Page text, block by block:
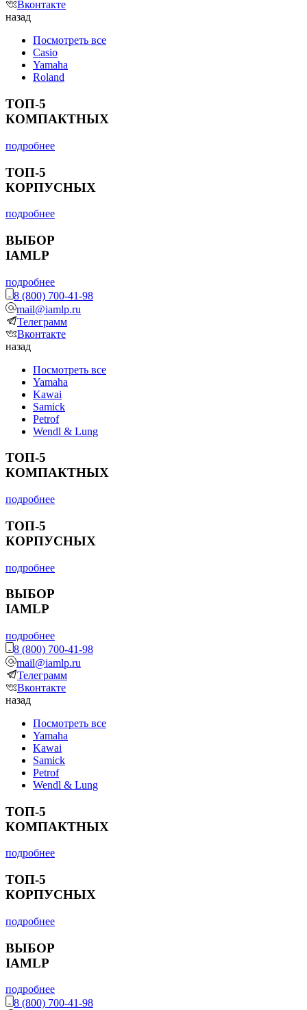
Вконтакте
назад
Посмотреть все
Casio
Yamaha
Roland
ТОП-5
КОМПАКТНЫХ
подробнее
ТОП-5
КОРПУСНЫХ
подробнее
ВЫБОР
IAMLP
подробнее
8 (800) 700-41-98
mail@iamlp.ru
Телеграмм
Вконтакте
назад
Посмотреть все
Yamaha
Kawai
Samick
Petrof
Wendl & Lung
ТОП-5
КОМПАКТНЫХ
подробнее
ТОП-5
КОРПУСНЫХ
подробнее
ВЫБОР
IAMLP
подробнее
8 (800) 700-41-98
mail@iamlp.ru
Телеграмм
Вконтакте
назад
Посмотреть все
Yamaha
Kawai
Samick
Petrof
Wendl & Lung
ТОП-5
КОМПАКТНЫХ
подробнее
ТОП-5
КОРПУСНЫХ
подробнее
ВЫБОР
IAMLP
подробнее
8 (800) 700-41-98